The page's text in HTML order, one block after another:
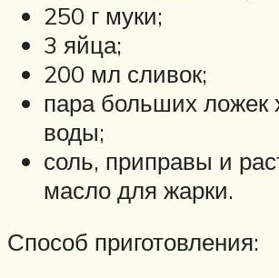
250 г муки;
3 яйца;
200 мл сливок;
пара больших ложек
воды;
соль, приправы и
масло для жарки.
Способ приготовления: